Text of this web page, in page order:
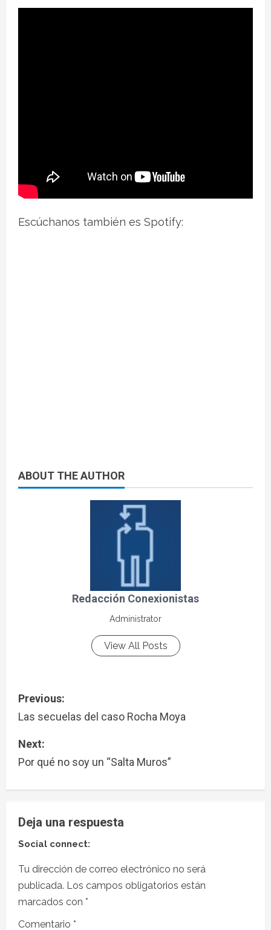
Escúchanos también es Spotify:
ABOUT THE AUTHOR
Redacción Conexionistas
Administrator
View All Posts
Previous:
Las secuelas del caso Rocha Moya
Next:
Por qué no soy un “Salta Muros”
Deja una respuesta
Social connect:
Tu dirección de correo electrónico no será
publicada. Los campos obligatorios están
marcados con *
Comentario *